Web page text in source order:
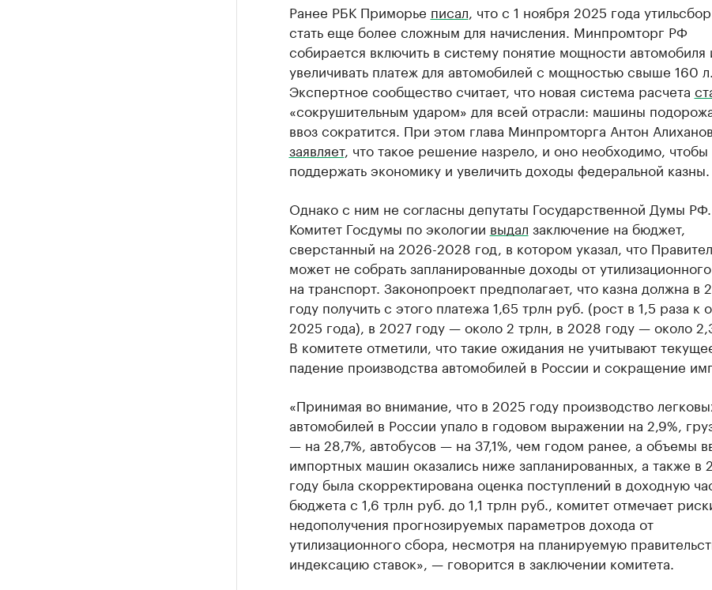
Ранее РБК Приморье писал , что с 1 ноября 2025 года
стать еще более сложным для начисления. Минпромторг РФ
собирается включить в систему понятие мощности автомобиля
увеличивать платеж для автомобилей с мощностью свыше 160
Экспертное сообщество считает, что новая система расчета
«сокрушительным ударом» для всей отрасли: машины
ввоз сократится. При этом глава Минпромторга Антон Алиханов
заявляет, что такое решение назрело, и оно необходимо, чтобы
поддержать экономику и увеличить доходы федеральной казны.
Однако с ним не согласны депутаты Государственной Думы РФ.
Комитет Госдумы по экологии выдал заключение на бюджет,
сверстанный на 2026-2028 год, в котором указал, что
может не собрать запланированные доходы от
на транспорт. Законопроект предполагает, что казна должна в
году получить с этого платежа 1,65 трлн руб. (рост в 1,5 раза к
2025 года), в 2027 году — около 2 трлн, в 2028 году — около
В комитете отметили, что такие ожидания не учитывают
падение производства автомобилей в России и сокращение
«Принимая во внимание, что в 2025 году производство
автомобилей в России упало в годовом выражении на 2,9%,
— на 28,7%, автобусов — на 37,1%, чем годом ранее, а объемы
импортных машин оказались ниже запланированных, а также в
году была скорректирована оценка поступлений в доходную
бюджета с 1,6 трлн руб. до 1,1 трлн руб., комитет отмечает
недополучения прогнозируемых параметров дохода от
утилизационного сбора, несмотря на планируемую
индексацию ставок», — говорится в заключении комитета.